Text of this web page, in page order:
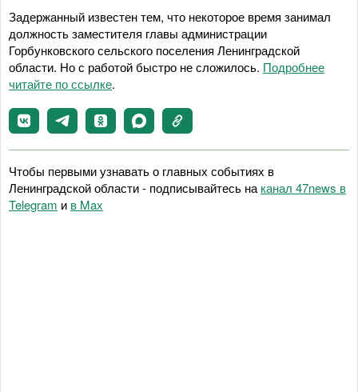
Задержанный известен тем, что некоторое время занимал
должность заместителя главы администрации
Горбунковского сельского поселения Ленинградской
области. Но с работой быстро не сложилось. Подробнее
читайте по ссылке.
Чтобы первыми узнавать о главных событиях в
Ленинградской области - подписывайтесь на канал 47news в
Telegram и в Maх